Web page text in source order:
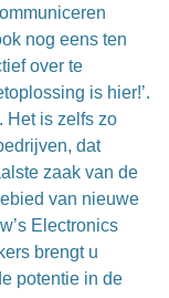
nog eens ten
over te
is hier!’.
Het is zelfs zo
dat
zaak van de
van nieuwe
Electronics
brengt u
potentie in de